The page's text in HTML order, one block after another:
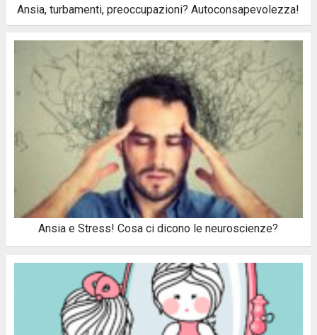
Ansia, turbamenti, preoccupazioni? Autoconsapevolezza!
Ansia e Stress! Cosa ci dicono le neuroscienze?